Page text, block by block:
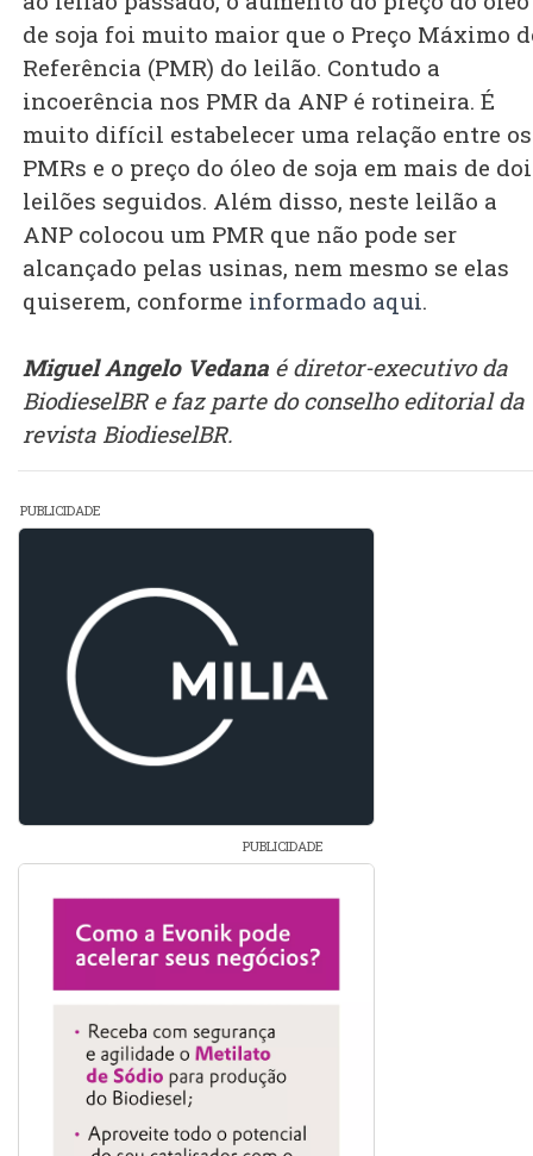
de soja foi muito maior que o Preço Máximo
Referência (PMR) do leilão. Contudo a
incoerência nos PMR da ANP é rotineira. É
muito difícil estabelecer uma relação entre os
PMRs e o preço do óleo de soja em mais de
leilões seguidos. Além disso, neste leilão a
ANP colocou um PMR que não pode ser
alcançado pelas usinas, nem mesmo se elas
quiserem, conforme informado aqui.
Miguel Angelo Vedana é diretor-executivo da
BiodieselBR e faz parte do conselho editorial da
revista BiodieselBR.
PUBLICIDADE
PUBLICIDADE